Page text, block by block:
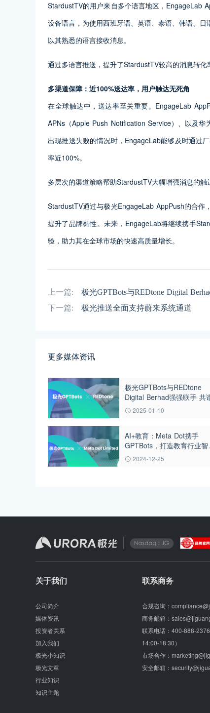
StardustTV的用户来自多个语言地区，EngageLab
设备语言，为使用西班牙语、英语、泰语、韩语、
以其熟悉的语言接收消息。
通过多语言推送，提升了StardustTV较高的消息转
多渠道保障：近100%送达率，用户触达无死角
在全球触达中，送达率至关重要。EngageLab
APNs（Apple Push Notification Service）、以及
出现推送失败的情况时，EngageLab能够及时通过
率近100%。
多层次的渠道策略帮助StardustTV大幅增强消息的触
StardustTV通过与极光EngageLab AppPush的合作
提升了品牌黏性。未来，EngageLab将继续携手
验，助力其在全球市场的快速高质量增长。
上一篇:
极光GPTBots与REDtone Digital
下一篇:
极光推送全面支持蔚来系统通道
更多媒体资讯
极光GPTBots与REDtone
Digital Berhad强强联手 共
新篇章
2025-01-10
AI+教育：Meta Dot携手
GPTBots，打造教育行业智
化新标杆
2024-12-25
关于我们
公司简介
媒体资讯
投资者关系
加入我们
极光小知识
极光文章
行业知识
知识主题
联系商务
合规咨询：
商务邮箱：
联系电话： 400-888-
14:00-18:30）
市场合作：
安全邮箱：